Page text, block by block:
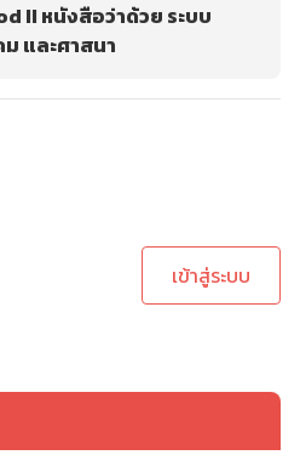
ระบบ
และศาสนา
เข้าสู่ระบบ